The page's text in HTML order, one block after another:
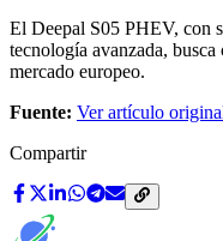
El Deepal S05 PHEV, con
tecnología avanzada, busca
mercado europeo.
Fuente: Ver artículo
Compartir